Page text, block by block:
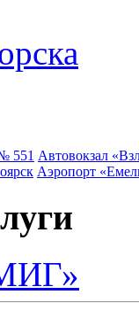
551 Автовокзал
Аэропорт